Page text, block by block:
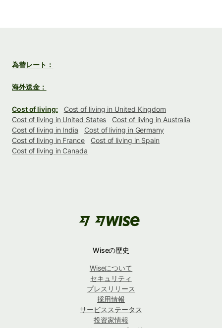
為替レート：
海外送金：
Cost of living:
Cost of living in United Kingdom
Cost of living in United States
Cost of living in Australia
Cost of living in India
Cost of living in Germany
Cost of living in France
Cost of living in Spain
Cost of living in Canada
Wiseの歴史
Wiseについて
セキュリティ
プレスリリース
採用情報
サービスステータス
投資家情報